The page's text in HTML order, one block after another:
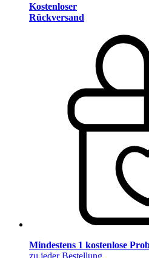
Kostenloser
Rückversand
Mindestens 1 kostenlose